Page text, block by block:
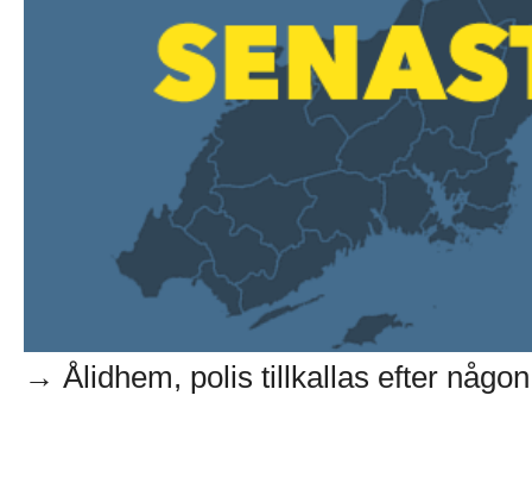
→ Ålidhem, polis tillkallas efter